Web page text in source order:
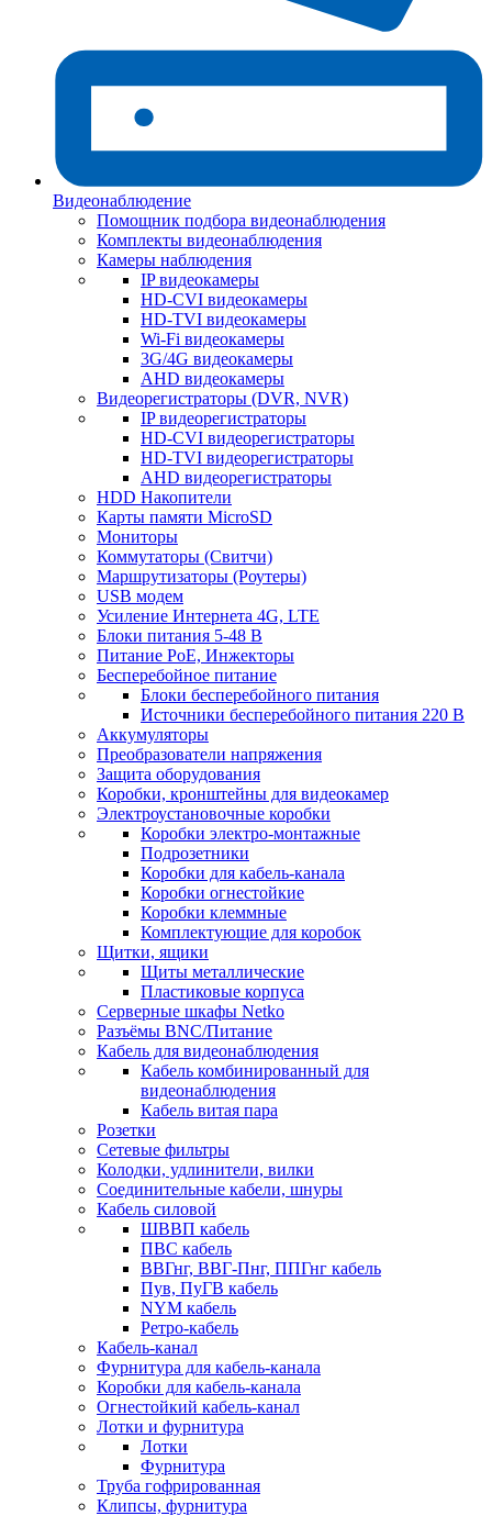
Видеонаблюдение
Помощник подбора видеонаблюдения
Комплекты видеонаблюдения
Камеры наблюдения
IP видеокамеры
HD-CVI видеокамеры
HD-TVI видеокамеры
Wi-Fi видеокамеры
3G/4G видеокамеры
AHD видеокамеры
Видеорегистраторы (DVR, NVR)
IP видеорегистраторы
HD-CVI видеорегистраторы
HD-TVI видеорегистраторы
AHD видеорегистраторы
HDD Накопители
Карты памяти MicroSD
Мониторы
Коммутаторы (Свитчи)
Маршрутизаторы (Роутеры)
USB модем
Усиление Интернета 4G, LTE
Блоки питания 5-48 В
Питание PoE, Инжекторы
Бесперебойное питание
Блоки бесперебойного питания
Источники бесперебойного питания 220 В
Аккумуляторы
Преобразователи напряжения
Защита оборудования
Коробки, кронштейны для видеокамер
Электроустановочные коробки
Коробки электро-монтажные
Подрозетники
Коробки для кабель-канала
Коробки огнестойкие
Коробки клеммные
Комплектующие для коробок
Щитки, ящики
Щиты металлические
Пластиковые корпуса
Серверные шкафы Netko
Разъёмы BNC/Питание
Кабель для видеонаблюдения
Кабель комбинированный для
видеонаблюдения
Кабель витая пара
Розетки
Сетевые фильтры
Колодки, удлинители, вилки
Соединительные кабели, шнуры
Кабель силовой
ШВВП кабель
ПВС кабель
ВВГнг, ВВГ-Пнг, ППГнг кабель
Пув, ПуГВ кабель
NYM кабель
Ретро-кабель
Кабель-канал
Фурнитура для кабель-канала
Коробки для кабель-канала
Огнестойкий кабель-канал
Лотки и фурнитура
Лотки
Фурнитура
Труба гофрированная
Клипсы, фурнитура